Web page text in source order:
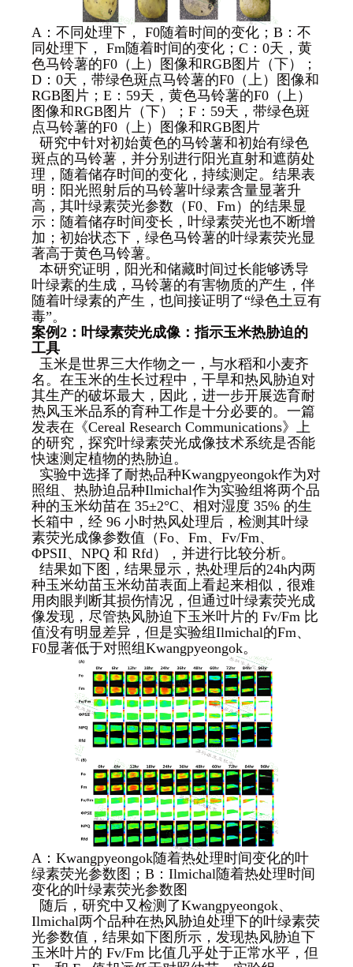
A：不同处理下， F0随着时间的变化；B：不
同处理下， Fm随着时间的变化；C：0天，黄
色马铃薯的F0（上）图像和RGB图片（下）；
D：0天，带绿色斑点马铃薯的F0（上）图像和
RGB图片；E：59天，黄色马铃薯的F0（上）
图像和RGB图片（下）；F：59天，带绿色斑
点马铃薯的F0（上）图像和RGB图片
研究中针对初始黄色的马铃薯和初始有绿色
斑点的马铃薯，并分别进行阳光直射和遮荫处
理，随着储存时间的变化，持续测定。结果表
明：阳光照射后的马铃薯叶绿素含量显著升
高，其叶绿素荧光参数（F0、Fm）的结果显
示：随着储存时间变长，叶绿素荧光也不断增
加；初始状态下，绿色马铃薯的叶绿素荧光显
著高于黄色马铃薯。
本研究证明，阳光和储藏时间过长能够诱导
叶绿素的生成，马铃薯的有害物质的产生，伴
随着叶绿素的产生，也间接证明了“绿色土豆有
毒”。
案例2：叶绿素荧光成像：指示玉米热胁迫的
工具
玉米是世界三大作物之一，与水稻和小麦齐
名。在玉米的生长过程中，干旱和热风胁迫对
其生产的破坏最大，因此，进一步开展选育耐
热风玉米品系的育种工作是十分必要的。一篇
发表在《Cereal Research Communications》上
的研究，探究叶绿素荧光成像技术系统是否能
快速测定植物的热胁迫。
实验中选择了耐热品种Kwangpyeongok作为对
照组、热胁迫品种Ilmichal作为实验组将两个品
种的玉米幼苗在 35±2°C、相对湿度 35% 的生
长箱中，经 96 小时热风处理后，检测其叶绿
素荧光成像参数值（Fo、Fm、Fv/Fm、
ΦPSII、NPQ 和 Rfd），并进行比较分析。
结果如下图，结果显示，热处理后的24h内两
种玉米幼苗玉米幼苗表面上看起来相似，很难
用肉眼判断其损伤情况，但通过叶绿素荧光成
像发现，尽管热风胁迫下玉米叶片的 Fv/Fm 比
值没有明显差异，但是实验组Ilmichal的Fm、
F0显著低于对照组Kwangpyeongok。
A：Kwangpyeongok随着热处理时间变化的叶
绿素荧光参数图；B：Ilmichal随着热处理时间
变化的叶绿素荧光参数图
随后，研究中又检测了Kwangpyeongok、
Ilmichal两个品种在热风胁迫处理下的叶绿素荧
光参数值，结果如下图所示，发现热风胁迫下
玉米叶片的 Fv/Fm 比值几乎处于正常水平，但